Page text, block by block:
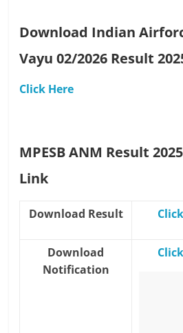
Download Indian
Vayu 02/2026 Result
Click Here
MPESB ANM Result
Link
Download Result
Download
Notification